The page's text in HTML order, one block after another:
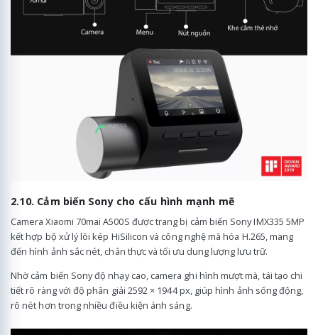
2.10. Cảm biến Sony cho cấu hình mạnh mẽ
Camera Xiaomi 70mai A500S được trang bị cảm biến Sony IMX335 5MP
kết hợp bộ xử lý lõi kép HiSilicon và công nghệ mã hóa H.265, mang
đến hình ảnh sắc nét, chân thực và tối ưu dung lượng lưu trữ.
Nhờ cảm biến Sony độ nhạy cao, camera ghi hình mượt mà, tái tạo chi
tiết rõ ràng với độ phân giải 2592 × 1944 px, giúp hình ảnh sống động,
rõ nét hơn trong nhiều điều kiện ánh sáng.